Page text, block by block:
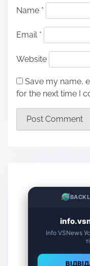
Name *
Email *
Website
Save my name,
for the next time I